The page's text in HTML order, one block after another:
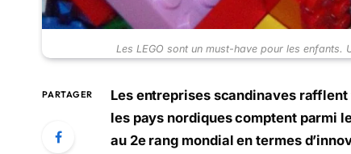
Les LEGO sont un must-have pour les enfants.
PARTAGER
Les entreprises scandinaves
les pays nordiques comptent parmi
au 2e rang mondial en termes